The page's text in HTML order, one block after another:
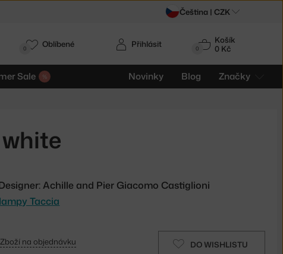
0
Košík
0 Kč
Sale Novinky Blog Značky
Přihlásit
0 Oblíbené
Achille and Pier Giacomo Castiglioni
Taccia
DO WISHLISTU
Zboží na objednávku
Čeština | CZK